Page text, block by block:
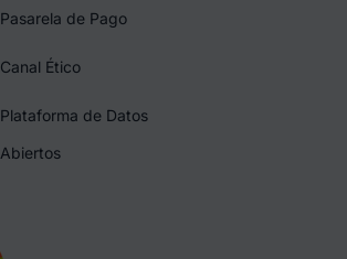
Pasarela de Pago
Canal Ético
Plataforma de Datos
Abiertos